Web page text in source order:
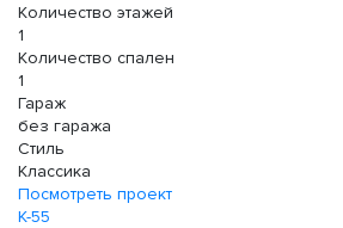
Количество этажей
1
Количество спален
1
Гараж
без гаража
Стиль
Классика
Посмотреть проект
К-55